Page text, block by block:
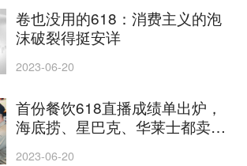
卷也没用的618：消费主义的泡
沫破裂得挺安详
2023-06-20
首份餐饮618直播成绩单出炉，
海底捞、星巴克、华莱士都卖爆
2023-06-20